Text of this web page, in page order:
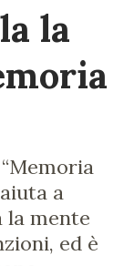
la
a
la mente
ed è